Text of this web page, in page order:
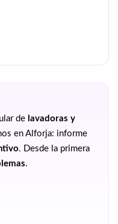
de lavadoras y
en Alforja: informe
. Desde la primera
.